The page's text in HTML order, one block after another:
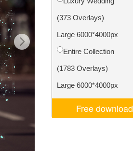
(373 Overlays)
Large 6000*4000px
Entire Collection
(1783 Overlays)
Large 6000*4000px
Free download